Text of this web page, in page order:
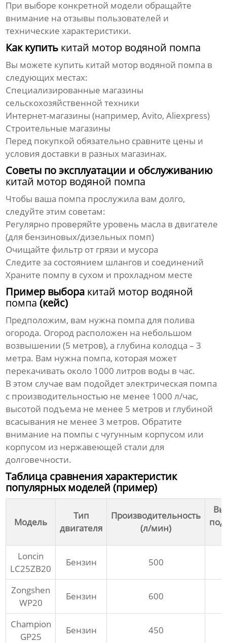
При выборе конкретной модели обращайте
внимание на отзывы пользователей и
технические характеристики.
Как купить китай мотор водяной помпа
Вы можете купить китай мотор водяной помпа в
следующих местах:
Специализированные магазины
сельскохозяйственной техники
Интернет-магазины (например, Avito, Aliexpress)
Строительные магазины
Перед покупкой обязательно сравните цены и
условия доставки в разных магазинах.
Советы по эксплуатации и обслуживанию
китай мотор водяной помпа
Чтобы ваша помпа прослужила вам долго,
следуйте этим советам:
Регулярно проверяйте уровень масла в двигателе
(для бензиновых/дизельных помп)
Очищайте фильтр от грязи и мусора
Следите за состоянием шлангов и соединений
Храните помпу в сухом и прохладном месте
Пример выбора китай мотор водяной
помпа (кейс)
Предположим, вам нужна помпа для полива
огорода. Огород расположен на небольшом
возвышении (5 метров), а глубина колодца – 3
метра. Вам нужна помпа, которая может
перекачивать около 1000 литров воды в час.
В этом случае вам подойдет электрическая помпа
с производительностью не менее 1000 л/час,
высотой подъема не менее 5 метров и глубиной
всасывания не менее 3 метров. Обратите
внимание на помпы с чугунным корпусом или
корпусом из нержавеющей стали для
долговечности.
Таблица сравнения характеристик
популярных моделей (пример)
Модель
Тип
двигателя
Производительность
(л/мин)
Loncin
LC25ZB20
Бензин 500
Zongshen
WP20
Бензин 600
Champion
GP25
Бензин 450